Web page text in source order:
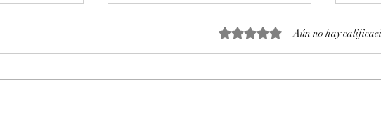
Obtuvo 0 de 5 estrellas.
Aún no hay